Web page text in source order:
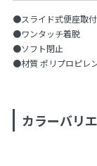
●スライド式便座取付
●ワンタッチ着脱
●ソフト閉止
●材質 ポリプロピレ
カラーバリ